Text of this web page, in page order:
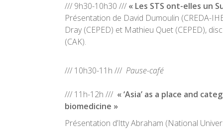
/// 9h30-10h30 /// « Les STS ont-elles un
Présentation de David Dumoulin (CREDA-
Dray (CEPED) et Mathieu Quet (CEPED),
(CAK).
/// 10h30-11h /// Pause-café
/// 11h-12h /// « ‘Asia’ as a place and
biomedicine »
Présentation d’Itty Abraham (National